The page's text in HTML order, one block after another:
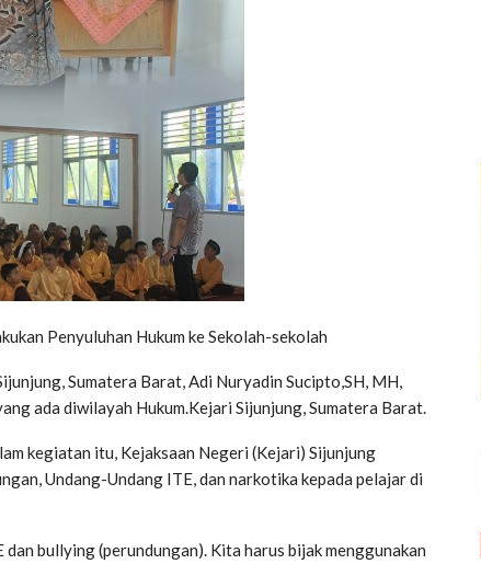
Penyuluhan Hukum ke Sekolah-sekolah
Sumatera Barat, Adi Nuryadin Sucipto,SH, MH,
ada diwilayah Hukum.Kejari Sijunjung, Sumatera Barat.
kegiatan itu, Kejaksaan Negeri (Kejari) Sijunjung
Undang-Undang ITE, dan narkotika kepada pelajar di
bullying (perundungan). Kita harus bijak menggunakan